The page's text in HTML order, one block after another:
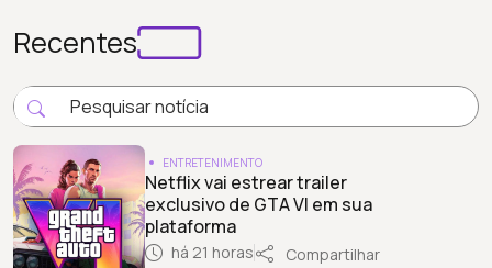
Recentes
ENTRETENIMENTO
Netflix vai estrear trailer
exclusivo de GTA VI em sua
plataforma
há 21 horas Compartilhar